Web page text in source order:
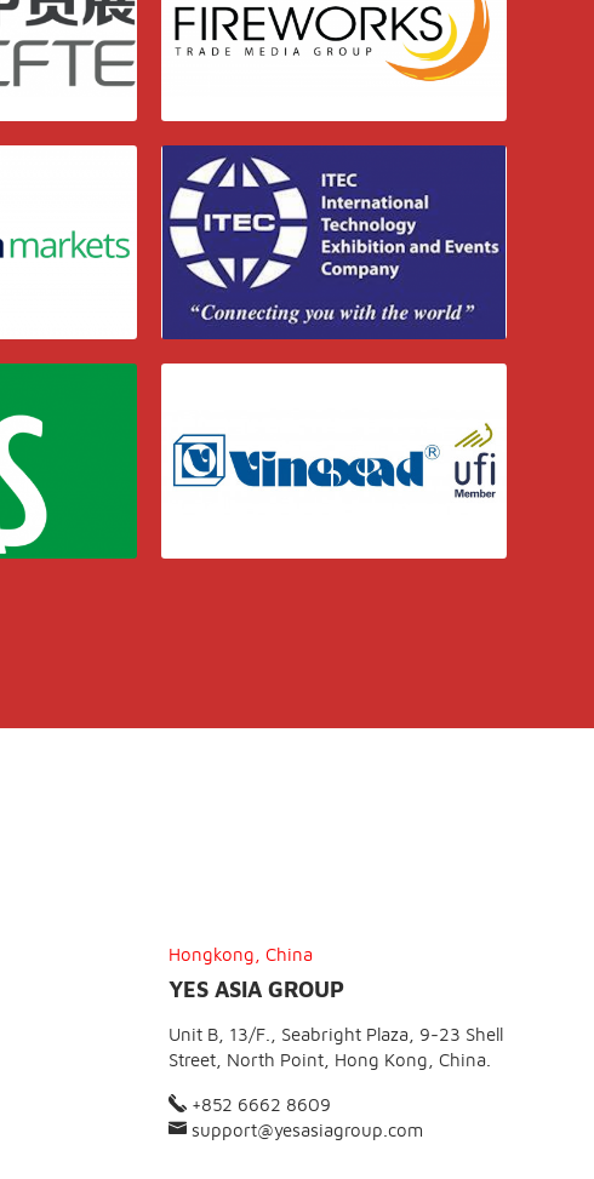
Hongkong, China
YES ASIA GROUP
Unit B, 13/F., Seabright Plaza, 9-23 Shell
Street, North Point, Hong Kong, China.
+852 6662 8609
support@yesasiagroup.com